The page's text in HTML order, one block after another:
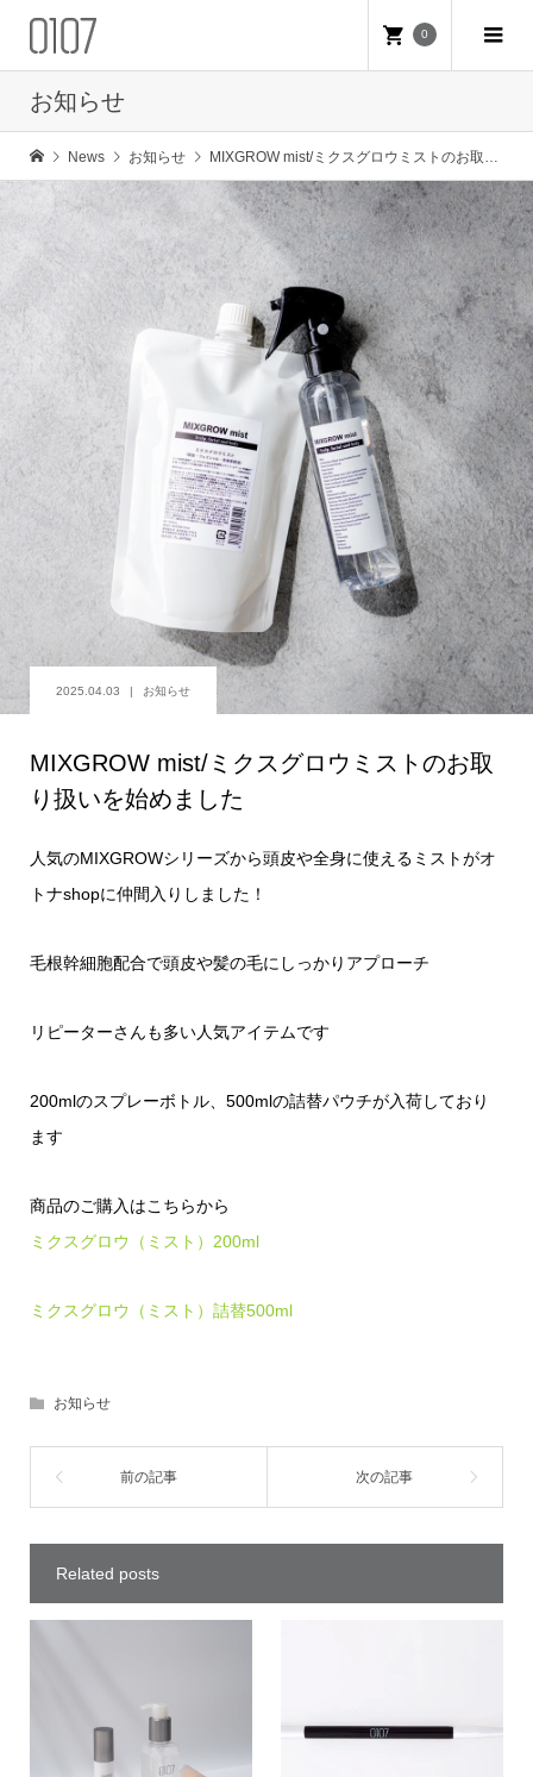
0
お知らせ
News お知らせ MIXGROW mist/ミクスグロウミストのお取り扱いを始めました
2025.04.03 お知らせ
MIXGROW mist/ミクスグロウミストのお取
り扱いを始めました
人気のMIXGROWシリーズから頭皮や全身に使えるミストがオ
トナshopに仲間入りしました！
毛根幹細胞配合で頭皮や髪の毛にしっかりアプローチ
リピーターさんも多い人気アイテムです
200mlのスプレーボトル、500mlの詰替パウチが入荷しており
ます
商品のご購入はこちらから
ミクスグロウ（ミスト）200ml
ミクスグロウ（ミスト）詰替500ml
お知らせ
Related posts